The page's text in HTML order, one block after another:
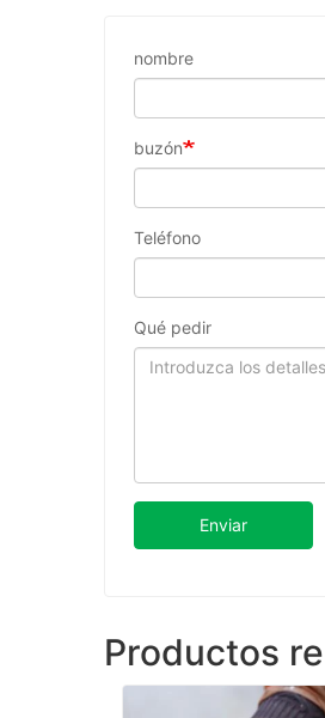
nombre
buzón
Teléfono
Qué pedir
Enviar
Productos